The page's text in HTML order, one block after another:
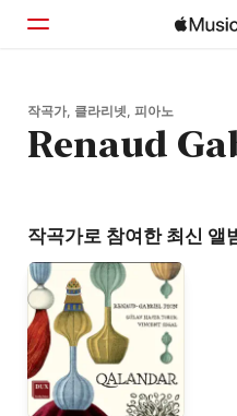
홈
둘러보기
작곡가, 클라리넷, 피아노
Renaud
작곡가로 참여한 최신 앨